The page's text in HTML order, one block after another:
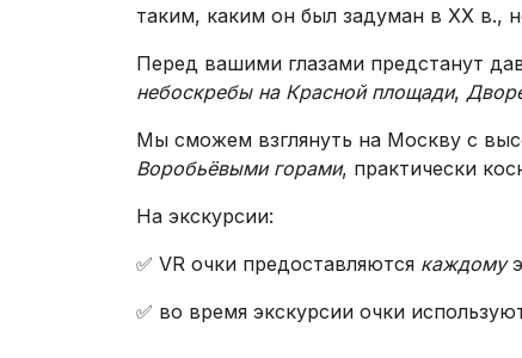
таким, каким он был задуман в XX в.,
Перед вашими глазами предстанут
небоскребы на Красной площади,
Мы сможем взглянуть на Москву с
Воробьёвыми горами, практически
На экскурсии:
✅ VR очки предоставляются каждому
✅ во время экскурсии очки